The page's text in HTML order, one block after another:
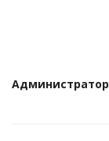
Администратор